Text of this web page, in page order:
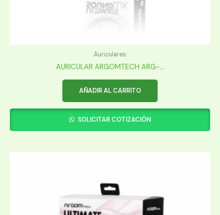
Auriculares
AURICULAR ARGOMTECH ARG-...
AÑADIR AL CARRITO
SOLICITAR COTIZACIÓN